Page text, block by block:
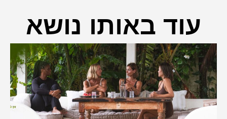
עוד באותו נושא